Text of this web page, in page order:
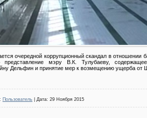
очередной коррупционный скандал в
представление мэру В.К. Тулубаеву,
Дельфин и принятие мер к возмещению ущерба от
Пользователь | Дата: 29 Ноября 2015